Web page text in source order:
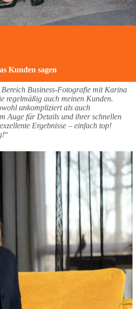
Kunden sagen
Business-Fotografie mit Karina
regelmäßig auch meinen Kunden.
unkompliziert als auch
Auge für Details und ihrer schnellen
Ergebnisse – einfach top!
“